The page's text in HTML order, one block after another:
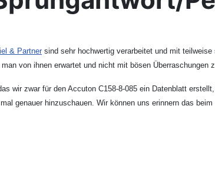
& Partner sind sehr hochwertig verarbeitet und mit
von ihnen erwartet und nicht mit bösen Überraschungen
wir zwar für den Accuton C158-8-085 ein Datenblatt
genauer hinzuschauen. Wir können uns erinnern das beim